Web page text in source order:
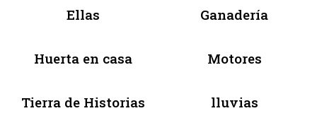
Ellas Ganadería
Huerta en casa Motores
Tierra de Historias lluvias